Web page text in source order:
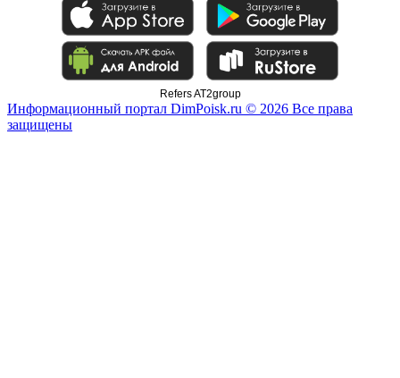
Refers AT2group
Информационный портал DimPoisk.ru © 2026 Все права
защищены